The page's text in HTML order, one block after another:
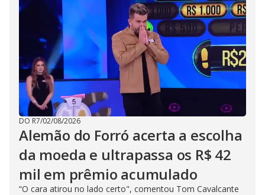
DO R7/02/08/2026
Alemão do Forró acerta a escolha
da moeda e ultrapassa os R$ 42
mil em prêmio acumulado
“O cara atirou no lado certo", comentou Tom Cavalcante